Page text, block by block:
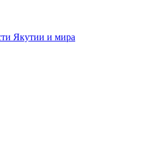
Якутии и мира